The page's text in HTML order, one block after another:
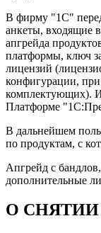
В фирму "1С"
анкеты, входящие
апгрейда
платформы, ключ
лицензий
конфигурации,
комплектующих).
Платформе
В дальнейшем
по продуктам, с
Апгрейд с
дополнительные
О